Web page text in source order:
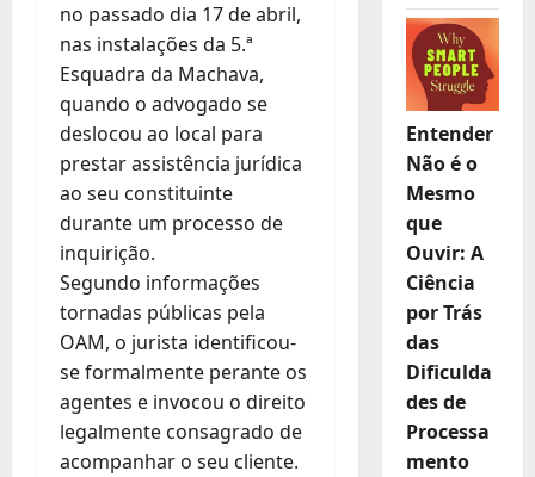
no passado dia 17 de abril,
nas instalações da 5.ª
Esquadra da Machava,
quando o advogado se
deslocou ao local para
prestar assistência jurídica
ao seu constituinte
durante um processo de
inquirição.
Segundo informações
tornadas públicas pela
OAM, o jurista identificou-
se formalmente perante os
agentes e invocou o direito
legalmente consagrado de
acompanhar o seu cliente.
Entender
Não é o
Mesmo
que
Ouvir: A
Ciência
por Trás
das
Dificulda
des de
Processa
mento